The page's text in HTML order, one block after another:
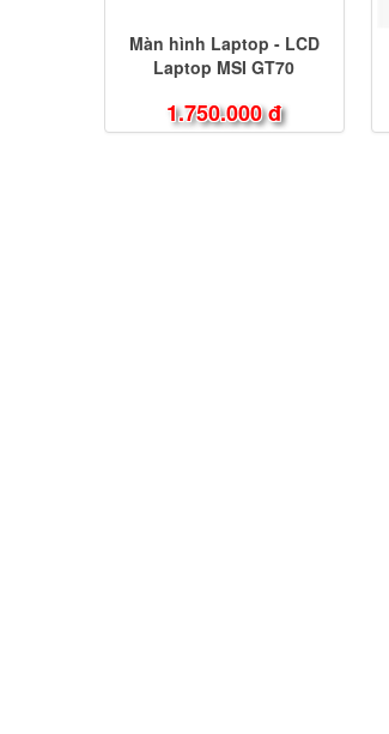
Màn hình Laptop - LCD
Laptop MSI GT70
1.750.000 đ